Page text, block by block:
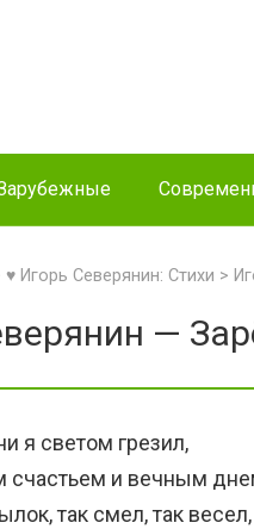
♥ Игорь Северянин: Стихи >
—
я светом грезил,
счастьем и вечным
так смел, так весел,